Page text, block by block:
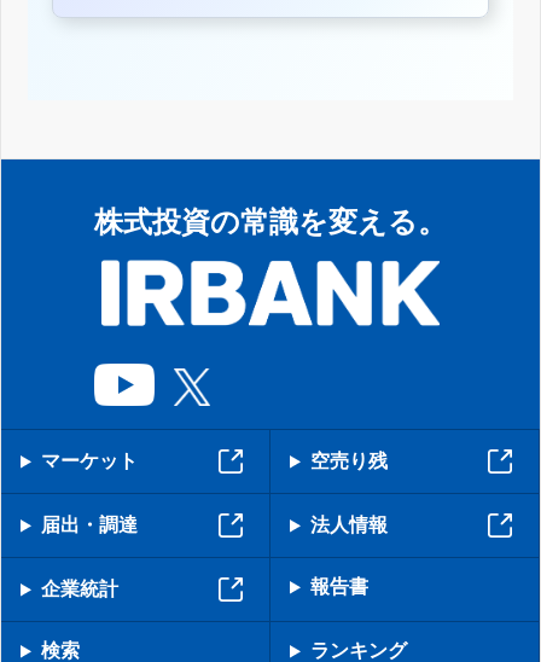
株式投資の常識を変える。
マーケット 空売り残
届出・調達 法人情報
企業統計 報告書
検索 ランキング